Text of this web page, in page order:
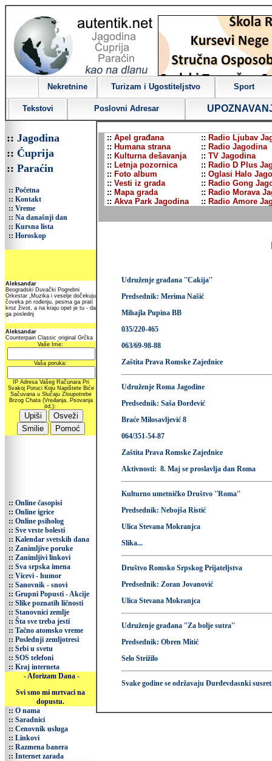
Nekretnine Turizam i Ugostiteljstvo Sport
Tekstovi Poslovni Adresar
:: Jagodina
:: Ćuprija
:: Paraćin
:: Početna
:: Kontakt
:: Vreme
:: Na današnji dan
:: Kursna lista
:: Horoskop
:: Online časopisi
:: Online igrice
:: Online psiholog
:: Sve vrste bolesti
:: Kalendar svetskih dana
:: Zanimljive poruke
:: Zanimljivi linkovi
:: Sva srpska imena
:: Vicevi - humor
:: Sanovnik - snovi
:: Grupni Popusti - Akcije
:: Slike poznatih ličnosti
:: Stanovnici zemlje
:: Šta sve treba jesti
:: Tačno atomsko vreme
:: Poslednji zemljotresi
:: Srbi u svetu
:: SOS telefoni
:: Kraj interneta
- Aforizam Dana -
Svi smo mi mrtvaci na
dopustu.
:: O nama
:: Saradnici
:: Cenovnik usluga
:: Linkovi
:: Razmena banera
:: Internet zarada
:: Apel građana :: Radio Ljubav
:: Humana strana :: Radio Jagodina
:: Kulturna dešavanja :: TV Jagodina
:: Letnja pozornica :: Radio D Plus
:: Foto album :: Oglasi Halo
:: Vesti iz grada :: Radio Gong
:: Mapa grada :: Radio Morava
:: Akva Park Jagodina :: Radio Amore
Udruženje građana ''Cakija''
Predsednik: Merima Našić
Mihajla Pupina BB
035/220-465
063/69-98-88
Zaštita Prava Romske Zajednice
Udruženje Roma Jagodine
Predsednik: Saša Đorđević
Braće Milosavljević 8
064/351-54-87
Zaštita Prava Romske Zajednice
Aktivnosti: 8. Maj se proslavlja dan Roma
Kulturno umetničko Društvo ''Roma''
Predsednik: Nebojša Ristić
Ulica Stevana Mokranjca
Slika...
Društvo Romsko Srpskog Prijateljstva
Predsednik: Zoran Jovanović
Ulica Stevana Mokranjca
Udruženje građana ''Za bolje sutra''
Predsednik: Obren Mitić
Selo Strižilo
Svake godine se održavaju Đurđevdasnki